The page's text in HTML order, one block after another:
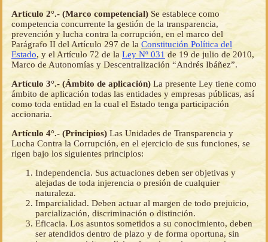
Artículo 2°.- (Marco competencial) Se establece como
competencia concurrente la gestión de la transparencia,
prevención y lucha contra la corrupción, en el marco del
Parágrafo II del Artículo 297 de la Constitución Política del
Estado, y el Artículo 72 de la Ley Nº 031 de 19 de julio de 2010,
Marco de Autonomías y Descentralización “Andrés Ibáñez”.
Artículo 3°.- (Ámbito de aplicación) La presente Ley tiene como
ámbito de aplicación todas las entidades y empresas públicas, así
como toda entidad en la cual el Estado tenga participación
accionaria.
Artículo 4°.- (Principios) Las Unidades de Transparencia y
Lucha Contra la Corrupción, en el ejercicio de sus funciones, se
rigen bajo los siguientes principios:
Independencia. Sus actuaciones deben ser objetivas y
alejadas de toda injerencia o presión de cualquier
naturaleza.
Imparcialidad. Deben actuar al margen de todo prejuicio,
parcialización, discriminación o distinción.
Eficacia. Los asuntos sometidos a su conocimiento, deben
ser atendidos dentro de plazo y de forma oportuna, sin